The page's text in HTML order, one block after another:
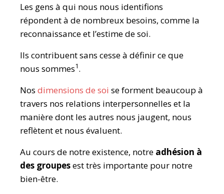
Les gens à qui nous nous identifions
répondent à de nombreux besoins, comme la
reconnaissance et l’estime de soi.
Ils contribuent sans cesse à définir ce que
nous sommes1.
Nos dimensions de soi se forment beaucoup à
travers nos relations interpersonnelles et la
manière dont les autres nous jaugent, nous
reflètent et nous évaluent.
Au cours de notre existence, notre adhésion à
des groupesest très importante pour notre
bien-être.